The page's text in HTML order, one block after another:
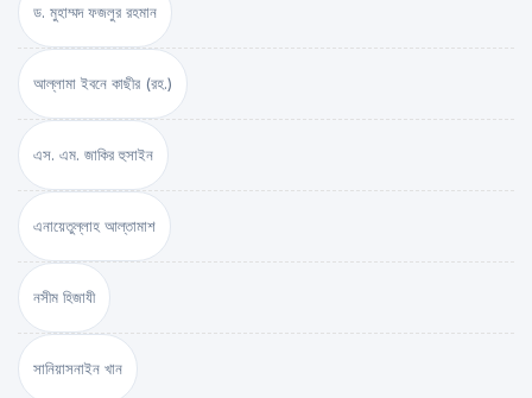
ড. মুহাম্মদ ফজলুর রহমান
আল্লামা ইবনে কাছীর (রহ.)
এস. এম. জাকির হুসাইন
এনায়েতুল্লাহ আল্‌তামাশ
নসীম হিজাযী
সানিয়াসনাইন খান